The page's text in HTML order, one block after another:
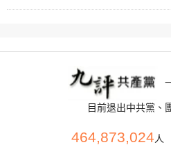
目前退出中共黨、
464,873,024人